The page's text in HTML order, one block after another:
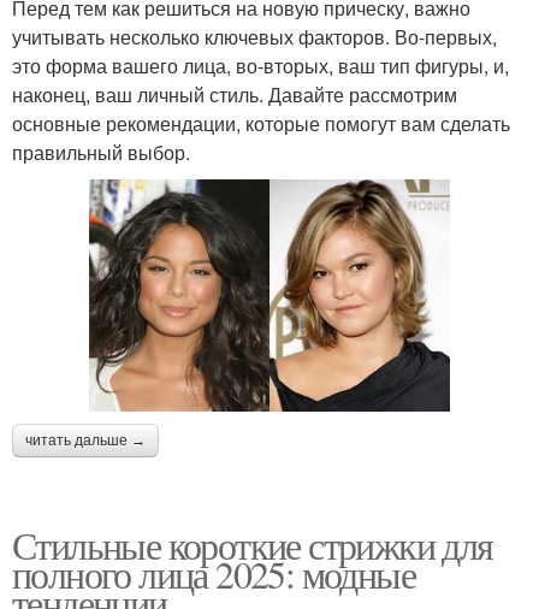
Перед тем как решиться на новую прическу, важно
учитывать несколько ключевых факторов. Во-первых,
это форма вашего лица, во-вторых, ваш тип фигуры, и,
наконец, ваш личный стиль. Давайте рассмотрим
основные рекомендации, которые помогут вам сделать
правильный выбор.
читать дальше →
Стильные короткие стрижки для
полного лица 2025: модные